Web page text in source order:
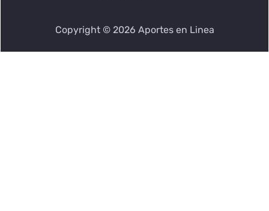
Guías y tutoriales
Líneas telefónicas
Política corporativa anticorrupción
Copyright © 2026 Aportes en Linea